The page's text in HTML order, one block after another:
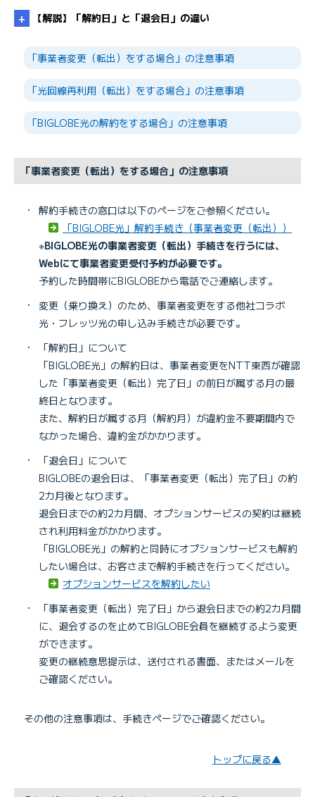
【解説】「解約日」と「退会日」の違い
「事業者変更（転出）をする場合」の注意事項
「光回線再利用（転出）をする場合」の注意事項
「BIGLOBE光の解約をする場合」の注意事項
「事業者変更（転出）をする場合」の注意事項
・
解約手続きの窓口は以下のページをご参照ください。
「BIGLOBE光」解約手続き（事業者変更（転出））
※BIGLOBE光の事業者変更（転出）手続きを行うには、
Webにて事業者変更受付予約が必要です。
予約した時間帯にBIGLOBEから電話でご連絡します。
・
変更（乗り換え）のため、事業者変更をする他社コラボ
光・フレッツ光の申し込み手続きが必要です。
・
「解約日」について
「BIGLOBE光」の解約日は、事業者変更をNTT東西が確認
した「事業者変更（転出）完了日」の前日が属する月の最
終日となります。
また、解約日が属する月（解約月）が違約金不要期間内で
なかった場合、違約金がかかります。
・
「退会日」について
BIGLOBEの退会日は、「事業者変更（転出）完了日」の約
2カ月後となります。
退会日までの約2カ月間、オプションサービスの契約は継続
され利用料金がかかります。
「BIGLOBE光」の解約と同時にオプションサービスも解約
したい場合は、お客さまで解約手続きを行ってください。
オプションサービスを解約したい
・
「事業者変更（転出）完了日」から退会日までの約2カ月間
に、退会するのを止めてBIGLOBE会員を継続するよう変更
ができます。
変更の継続意思提示は、送付される書面、またはメールを
ご確認ください。
その他の注意事項は、手続きページでご確認ください。
トップに戻る▲